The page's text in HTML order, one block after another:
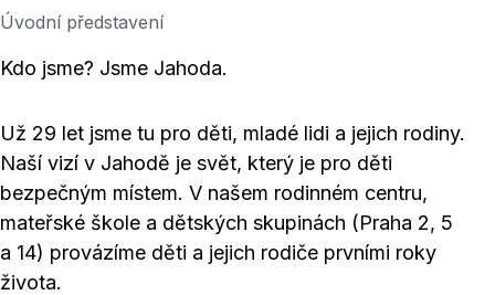
Úvodní představení
Kdo jsme? Jsme Jahoda.
Už 29 let jsme tu pro děti, mladé lidi a jejich rodiny.
Naší vizí v Jahodě je svět, který je pro děti
bezpečným místem. V našem rodinném centru,
mateřské škole a dětských skupinách (Praha 2, 5
a 14) provázíme děti a jejich rodiče prvními roky
života.